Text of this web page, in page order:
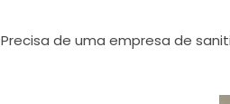
Precisa de uma empresa de